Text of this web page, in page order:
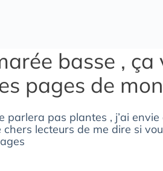
basse , ça
pages de
parlera pas plantes , j’ai
lecteurs de me dire si